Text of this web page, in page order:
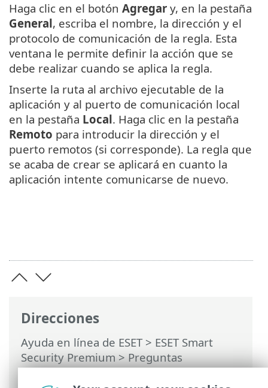
Direcciones
Ayuda en línea de ESET> ESET Smart
Security Premium>Preguntas
frecuentes> Cómo permitir la
Haga clic en el botón Agregar y, en la pestaña
General, escriba el nombre, la dirección y el
protocolo de comunicación de la regla. Esta
ventana le permite definir la acción que se
debe realizar cuando se aplica la regla.
Inserte la ruta al archivo ejecutable de la
aplicación y al puerto de comunicación local
en la pestaña Local. Haga clic en la pestaña
Remoto para introducir la dirección y el
puerto remotos (si corresponde). La regla que
se acaba de crear se aplicará en cuanto la
aplicación intente comunicarse de nuevo.